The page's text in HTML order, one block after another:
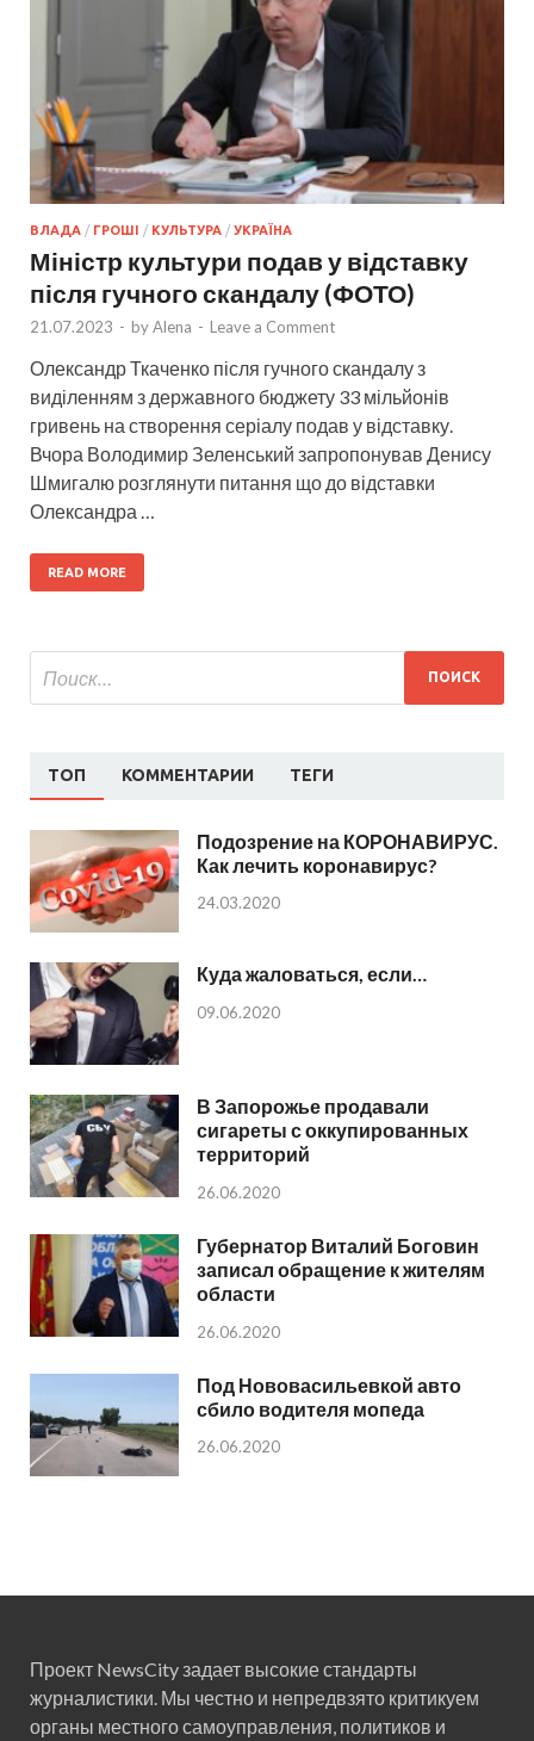
ВЛАДА / ГРОШІ / КУЛЬТУРА / УКРАЇНА
Міністр культури подав у відставку
після гучного скандалу (ФОТО)
21.07.2023 - byAlena - Leave a Comment
Олександр Ткаченко після гучного скандалу з
виділенням з державного бюджету 33 мільйонів
гривень на створення серіалу подав у відставку.
Вчора Володимир Зеленський запропонував Денису
Шмигалю розглянути питання що до відставки
Олександра …
READ MORE
ТОП КОММЕНТАРИИ ТЕГИ
Подозрение на КОРОНАВИРУС.
Как лечить коронавирус?
24.03.2020
Куда жаловаться, если…
09.06.2020
В Запорожье продавали
сигареты с оккупированных
территорий
26.06.2020
Губернатор Виталий Боговин
записал обращение к жителям
области
26.06.2020
Под Нововасильевкой авто
сбило водителя мопеда
26.06.2020
Проект NewsCity задает высокие стандарты
журналистики. Мы честно и непредвзято критикуем
органы местного самоуправления, политиков и